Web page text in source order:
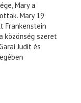
Mary a
Mary 19
Frankenstein
közönség szeret
Judit és